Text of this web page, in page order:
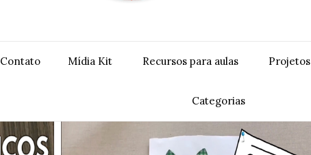
Contato Mídia Kit Recursos para aulas Projetos
Categorias